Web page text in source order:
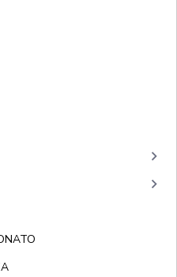
keyboard_arrow_right
keyboard_arrow_right